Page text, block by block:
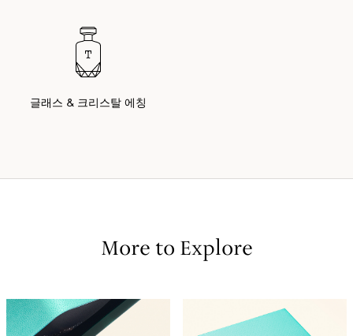
글래스 & 크리스탈 에칭
More to Explore